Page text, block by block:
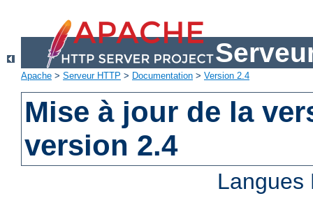
Apache > Serveur HTTP > Documentation > Version 2.4
Mise à jour de la
version 2.4